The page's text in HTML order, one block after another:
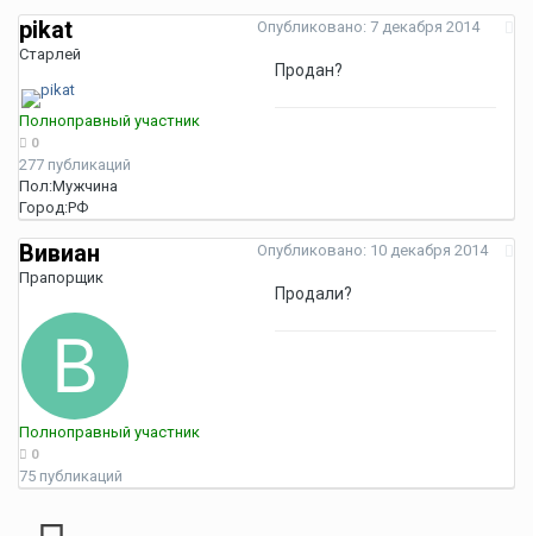
pikat
Старлей
Полноправный участник
0
277 публикаций
Пол:Мужчина
Город:РФ
Опубликовано: 7 декабря 2014
Продан?
Вивиан
Прапорщик
Полноправный участник
0
75 публикаций
Опубликовано: 10 декабря 2014
Продали?